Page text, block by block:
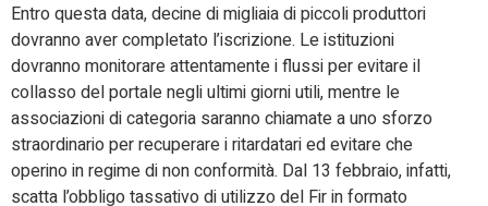
Entro questa data, decine di migliaia di piccoli produttori
dovranno aver completato l’iscrizione. Le istituzioni
dovranno monitorare attentamente i flussi per evitare il
collasso del portale negli ultimi giorni utili, mentre le
associazioni di categoria saranno chiamate a uno sforzo
straordinario per recuperare i ritardatari ed evitare che
operino in regime di non conformità. Dal 13 febbraio, infatti,
scatta l’obbligo tassativo di utilizzo del Fir in formato